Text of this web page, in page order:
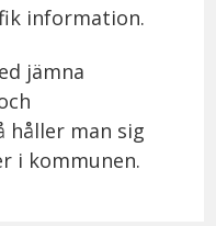
information.
jämna
man sig
i kommunen.